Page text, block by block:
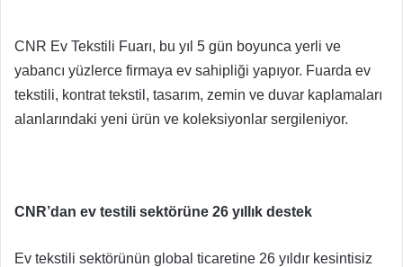
CNR Ev Tekstili Fuarı, bu yıl 5 gün boyunca yerli ve
yabancı yüzlerce firmaya ev sahipliği yapıyor. Fuarda ev
tekstili, kontrat tekstil, tasarım, zemin ve duvar kaplamaları
alanlarındaki yeni ürün ve koleksiyonlar sergileniyor.
CNR’dan ev testili sektörüne 26 yıllık destek
Ev tekstili sektörünün global ticaretine 26 yıldır kesintisiz